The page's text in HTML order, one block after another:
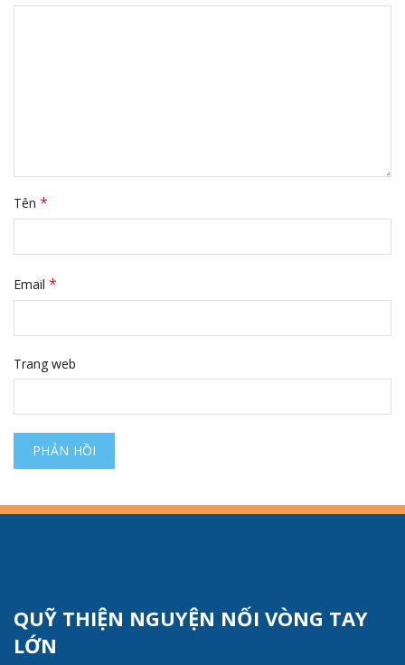
Tên *
Email *
Trang web
QUỸ THIỆN NGUYỆN NỐI VÒNG TAY
LỚN